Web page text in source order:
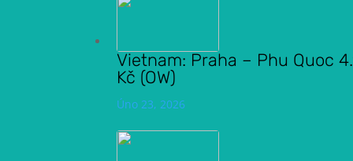
Vietnam: Praha – Phu Quoc
Kč (OW)
Úno 23, 2026